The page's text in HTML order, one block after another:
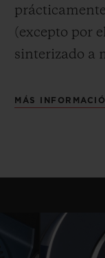
(excepto por
sinterizado a
MÁS